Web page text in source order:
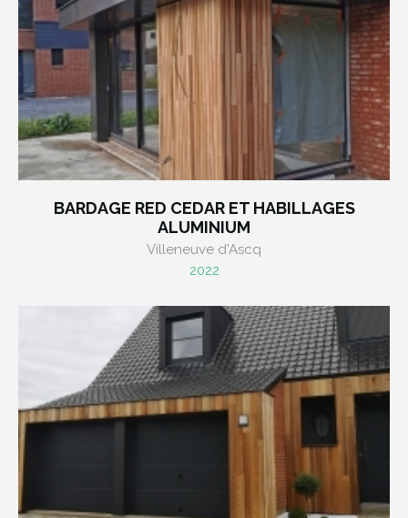
BARDAGE RED CEDAR ET HABILLAGES
ALUMINIUM
Villeneuve d'Ascq
2022